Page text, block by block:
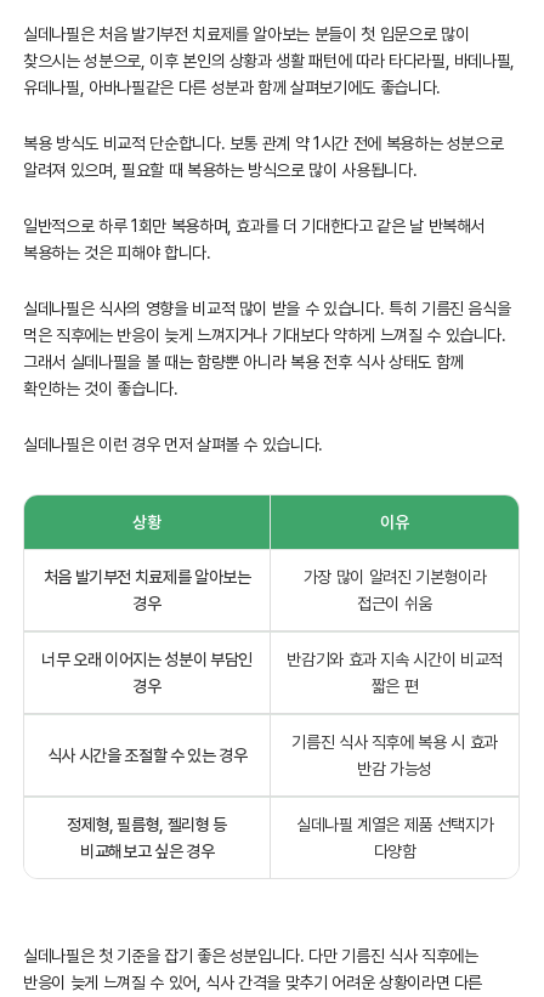
실데나필은 처음 발기부전 치료제를 알아보는 분들이 첫 입문으로 많이
찾으시는 성분으로, 이후 본인의 상황과 생활 패턴에 따라 타다라필, 바데나필,
유데나필, 아바나필같은 다른 성분과 함께 살펴보기에도 좋습니다.
복용 방식도 비교적 단순합니다. 보통 관계 약 1시간 전에 복용하는 성분으로
알려져 있으며, 필요할 때 복용하는 방식으로 많이 사용됩니다.
일반적으로 하루 1회만 복용하며, 효과를 더 기대한다고 같은 날 반복해서
복용하는 것은 피해야 합니다.
실데나필은 식사의 영향을 비교적 많이 받을 수 있습니다. 특히 기름진 음식을
먹은 직후에는 반응이 늦게 느껴지거나 기대보다 약하게 느껴질 수 있습니다.
그래서 실데나필을 볼 때는 함량뿐 아니라 복용 전후 식사 상태도 함께
확인하는 것이 좋습니다.
실데나필은 이런 경우 먼저 살펴볼 수 있습니다.
상황 이유
처음 발기부전 치료제를 알아보는
경우
가장 많이 알려진 기본형이라
접근이 쉬움
너무 오래 이어지는 성분이 부담인
경우
반감기와 효과 지속 시간이 비교적
짧은 편
식사 시간을 조절할 수 있는 경우
기름진 식사 직후에 복용 시 효과
반감 가능성
정제형, 필름형, 젤리형 등
비교해보고 싶은 경우
실데나필 계열은 제품 선택지가
다양함
실데나필은 첫 기준을 잡기 좋은 성분입니다. 다만 기름진 식사 직후에는
반응이 늦게 느껴질 수 있어, 식사 간격을 맞추기 어려운 상황이라면 다른